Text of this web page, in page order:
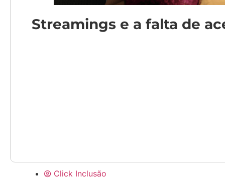
Streamings e a falta de
Click Inclusão